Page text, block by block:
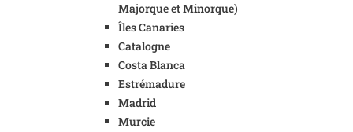
Majorque et Minorque)
Îles Canaries
Catalogne
Costa Blanca
Estrémadure
Madrid
Murcie